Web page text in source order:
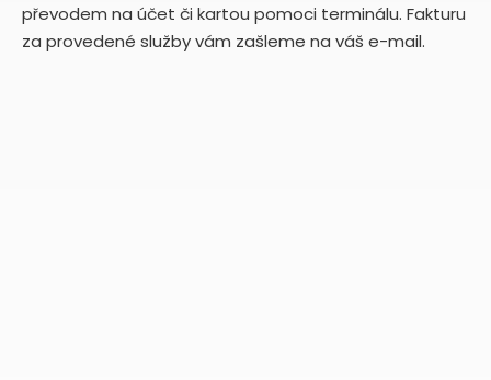
převodem na účet či kartou pomoci terminálu. Fakturu
za provedené služby vám zašleme na váš e-mail.